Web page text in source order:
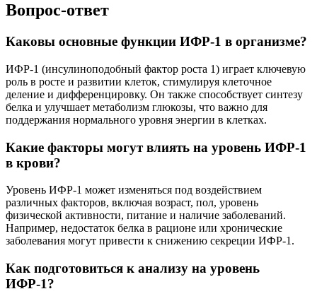
Вопрос-ответ
Каковы основные функции ИФР-1 в организме?
ИФР-1 (инсулиноподобный фактор роста 1) играет ключевую
роль в росте и развитии клеток, стимулируя клеточное
деление и дифференцировку. Он также способствует синтезу
белка и улучшает метаболизм глюкозы, что важно для
поддержания нормального уровня энергии в клетках.
Какие факторы могут влиять на уровень ИФР-1
в крови?
Уровень ИФР-1 может изменяться под воздействием
различных факторов, включая возраст, пол, уровень
физической активности, питание и наличие заболеваний.
Например, недостаток белка в рационе или хронические
заболевания могут привести к снижению секреции ИФР-1.
Как подготовиться к анализу на уровень
ИФР-1?